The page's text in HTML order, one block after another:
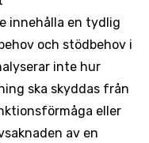
innehålla en tydlig
och stödbehov i
inte hur
ska skyddas från
eller
av en